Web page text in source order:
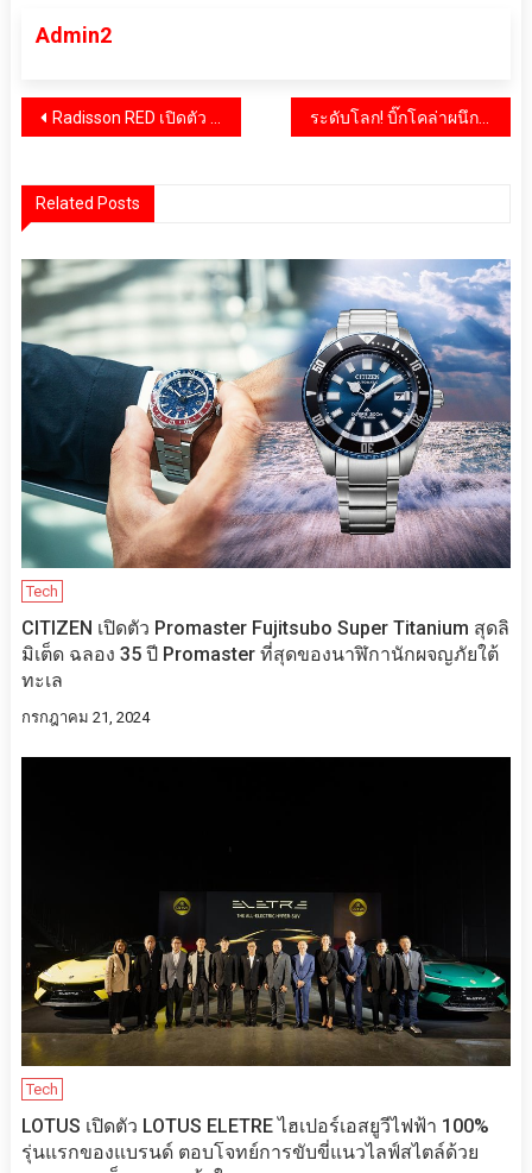
Admin2
แนะแนว
Radisson RED เปิดตัว Radisson RED Phuket Patong Beach รีสอร์ตหรูแห่งแรกในเอเชีย ระดับโลก! บิ๊กโคล่าผนึกแมนฯ ซิตี้ เสริมทัพสู่ตลาดฟุตบอลยุคใหม่
Related Posts
Tech
CITIZEN เปิดตัว Promaster Fujitsubo Super Titanium สุดลิ
มิเต็ด ฉลอง 35 ปี Promaster ที่สุดของนาฬิกานักผจญภัยใต้
ทะเล
กรกฎาคม 21, 2024
Tech
LOTUS เปิดตัว LOTUS ELETRE ไฮเปอร์เอสยูวีไฟฟ้า 100%
รุ่นแรกของแบรนด์ ตอบโจทย์การขับขี่แนวไลฟ์สไตล์ด้วย